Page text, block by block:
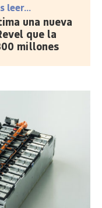
leer...
una nueva
que la
millones